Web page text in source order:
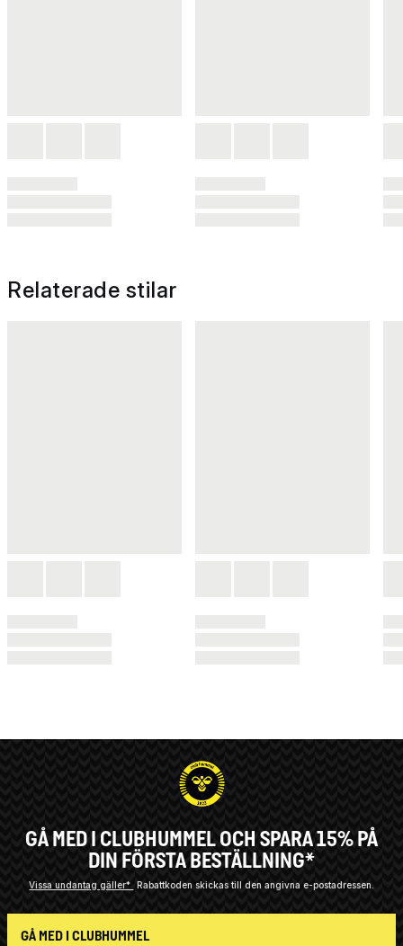
Relaterade stilar
GÅ MED I CLUBHUMMEL OCH SPARA 15% PÅ
DIN FÖRSTA BESTÄLLNING*
Vissa undantag gäller* Rabattkoden skickas till den angivna e-postadressen.
GÅ MED I CLUBHUMMEL